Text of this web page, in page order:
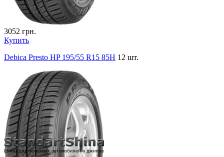
3052 грн.
Купить
Debica Presto HP 195/55 R15 85H 12 шт.